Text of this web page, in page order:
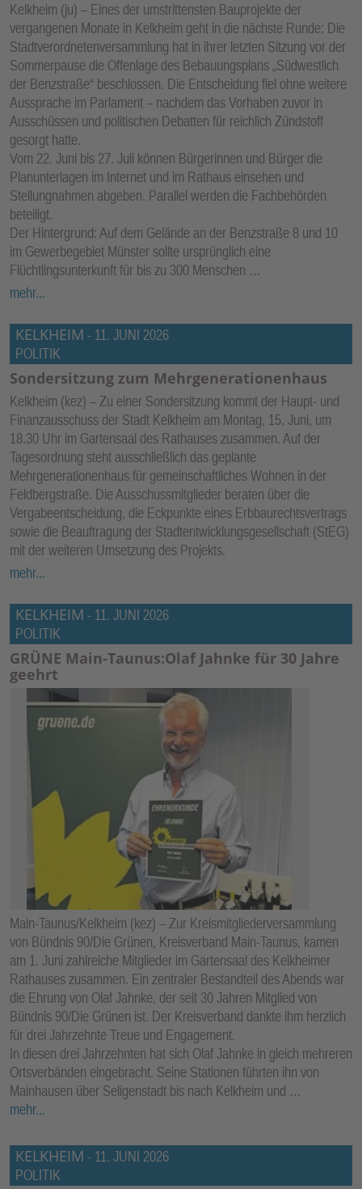
Kelkheim (ju) – Eines der umstrittensten Bauprojekte der
vergangenen Monate in Kelkheim geht in die nächste Runde: Die
Stadtverordnetenversammlung hat in ihrer letzten Sitzung vor der
Sommerpause die Offenlage des Bebauungsplans „Südwestlich
der Benzstraße“ beschlossen. Die Entscheidung fiel ohne weitere
Aussprache im Parlament – nachdem das Vorhaben zuvor in
Ausschüssen und politischen Debatten für reichlich Zündstoff
gesorgt hatte.
Vom 22. Juni bis 27. Juli können Bürgerinnen und Bürger die
Planunterlagen im Internet und im Rathaus einsehen und
Stellungnahmen abgeben. Parallel werden die Fachbehörden
beteiligt.
Der Hintergrund: Auf dem Gelände an der Benzstraße 8 und 10
im Gewerbegebiet Münster sollte ursprünglich eine
Flüchtlingsunterkunft für bis zu 300 Menschen …
mehr...
KELKHEIM - 11. JUNI 2026
POLITIK
Sondersitzung zum Mehrgenerationenhaus
Kelkheim (kez) – Zu einer Sondersitzung kommt der Haupt- und
Finanzausschuss der Stadt Kelkheim am Montag, 15. Juni, um
18.30 Uhr im Gartensaal des Rathauses zusammen. Auf der
Tagesordnung steht ausschließlich das geplante
Mehrgenerationenhaus für gemeinschaftliches Wohnen in der
Feldbergstraße. Die Ausschussmitglieder beraten über die
Vergabeentscheidung, die Eckpunkte eines Erbbaurechtsvertrags
sowie die Beauftragung der Stadtentwicklungsgesellschaft (StEG)
mit der weiteren Umsetzung des Projekts.
mehr...
KELKHEIM - 11. JUNI 2026
POLITIK
GRÜNE Main-Taunus:Olaf Jahnke für 30 Jahre
geehrt
Main-Taunus/Kelkheim (kez) – Zur Kreismitgliederversammlung
von Bündnis 90/Die Grünen, Kreisverband Main-Taunus, kamen
am 1. Juni zahlreiche Mitglieder im Gartensaal des Kelkheimer
Rathauses zusammen. Ein zentraler Bestandteil des Abends war
die Ehrung von Olaf Jahnke, der seit 30 Jahren Mitglied von
Bündnis 90/Die Grünen ist. Der Kreisverband dankte ihm herzlich
für drei Jahrzehnte Treue und Engagement.
In diesen drei Jahrzehnten hat sich Olaf Jahnke in gleich mehreren
Ortsverbänden eingebracht. Seine Stationen führten ihn von
Mainhausen über Seligenstadt bis nach Kelkheim und …
mehr...
KELKHEIM - 11. JUNI 2026
POLITIK